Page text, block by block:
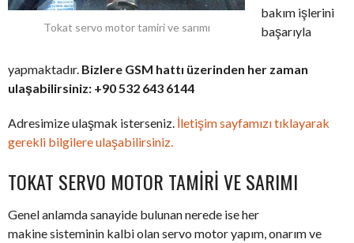
Tokat servo motor tamiri ve sarımı
bakım işlerini
başarıyla
yapmaktadır. Bizlere GSM hattı üzerinden her zaman
ulaşabilirsiniz: +90 532 643 6144
Adresimize ulaşmak isterseniz. İletişim sayfamızı tıklayarak
gerekli bilgilere ulaşabilirsiniz.
TOKAT SERVO MOTOR TAMIRI VE SARIMI
Genel anlamda sanayide bulunan nerede ise her
makine sisteminin kalbi olan servo motor yapım, onarım ve